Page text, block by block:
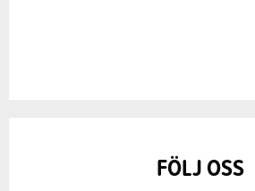
FÖLJ OSS